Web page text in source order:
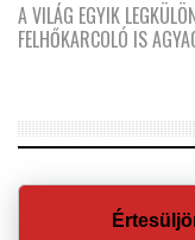
A VILÁG EGYIK
FELHŐKARCOLÓ IS